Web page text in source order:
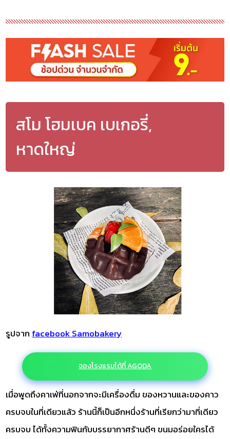
สโม โฮมเบค เบเกอรี่,
หาดใหญ่
รูปจาก facebook Samobakery
จองโรงแรมได้ที่ AGODA
เมื่อพูดถึงคาเฟ่ที่นอกจากจะมีเครื่องดื่ม ของหวานและของคาว
ครบจบในที่เดียวแล้ว ร้านนี้ก็เป็นอีกหนึ่งร้านที่เรียกว่ามาที่เดียว
ครบจบ ได้ทั้งความฟินกับบรรยากาศร้านดีๆ ขนมอร่อยใครได้